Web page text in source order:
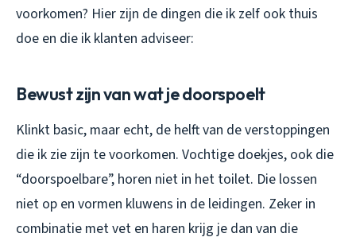
voorkomen? Hier zijn de dingen die ik zelf ook thuis
doe en die ik klanten adviseer:
Bewust zijn van wat je doorspoelt
Klinkt basic, maar echt, de helft van de verstoppingen
die ik zie zijn te voorkomen. Vochtige doekjes, ook die
“doorspoelbare”, horen niet in het toilet. Die lossen
niet op en vormen kluwens in de leidingen. Zeker in
combinatie met vet en haren krijg je dan van die